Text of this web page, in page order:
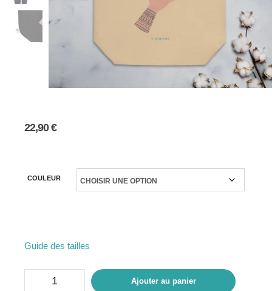
22,90€
COULEUR
Guide des tailles
Ajouter au panier